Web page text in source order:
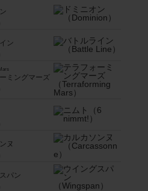
ン
ミングマーズ
ヌ
パン